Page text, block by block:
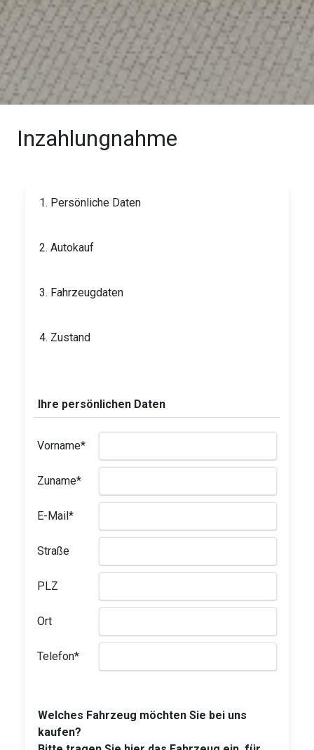
Inzahlungnahme
1. Persönliche Daten
2. Autokauf
3. Fahrzeugdaten
4. Zustand
Ihre persönlichen Daten
Vorname*
Zuname*
E-Mail*
Straße
PLZ
Ort
Telefon*
Welches Fahrzeug möchten Sie bei uns
kaufen?